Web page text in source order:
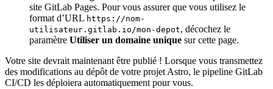
site GitLab Pages. Pour vous assurer que vous utilisez le
format d’URL https://nom-
utilisateur.gitlab.io/mon-depot, décochez le
paramètre Utiliser un domaine unique sur cette page.
Votre site devrait maintenant être publié ! Lorsque vous transmettez
des modifications au dépôt de votre projet Astro, le pipeline GitLab
CI/CD les déploiera automatiquement pour vous.